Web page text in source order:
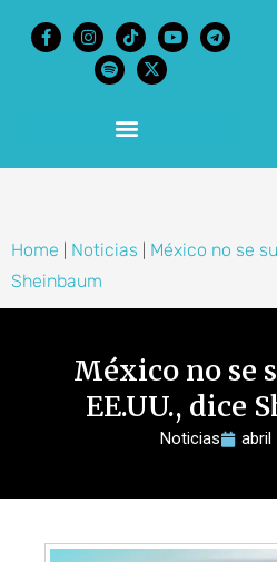
Home Noticias
México no se
Sheinbaum
México no se
EE.UU., dice
Noticias abril